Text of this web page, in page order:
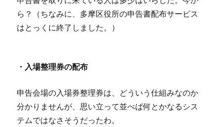
ら？（ちなみに、多摩区役所の申告書配布サービス
はとっくに終了しました。）
・入場整理券の配布
申告会場の入場券整理券は、どういう仕組みなのか
分かりませんが、思い立って並べば何とかなるシス
テムではなさそうだったわ。